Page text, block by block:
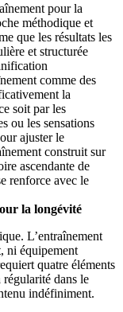
pour la
méthodique et
que les résultats les
et structurée
comme des
la
soit par les
ou les sensations
ajuster le
construit sur
ascendante de
renforce avec le
la longévité
L’entraînement
ni équipement
quatre éléments
dans le
indéfiniment.